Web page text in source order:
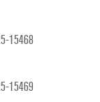
15468
15469